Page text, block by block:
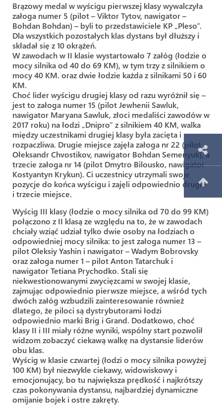
Brązowy medal w wyścigu pierwszej klasy wywalczyła
załoga numer 5 (pilot – Viktor Tytov, nawigator –
Bohdan Bohdan) – byli to przedstawiciele KP „Pleso”.
Dla wszystkich pozostałych klas dystans był dłuższy i
składał się z 10 okrążeń.
W zawodach w II klasie wystartowało 7 załóg (łodzie o
mocy silnika od 40 do 69 KM), w tym trzy z silnikiem o
mocy 40 KM. oraz dwie łodzie każda z silnikami 50 i 60
KM.
Choć lider wyścigu drugiej klasy od razu wyróżnił się –
jest to załoga numer 15 (pilot Jewhenii Sawluk,
nawigator Maryana Sawluk, złoci medaliści zawodów w
2017 roku) na łodzi „Dnipro” z silnikiem 40 KM, walka
między uczestnikami drugiej klasy była zacięta i
rozpaczliwa. Drugie miejsce zajęła załoga nr 22 (pilot
Ołeksandr Chvostikov, nawigator Bohdan Semenyuk), a
trzecie załoga nr 14 (pilot Dmytro Bilousko, nawigator
Kostyantyn Krykun). Ci uczestnicy utrzymali swoje
pozycje do końca wyścigu i zajęli odpowiednio drugie
i trzecie miejsce.
Wyścig III klasy (łodzie o mocy silnika od 70 do 99 KM)
połączono z II klasą ze względu na to, że w zawodach
chciały wziąć udział tylko dwie osoby na łodziach o
odpowiedniej mocy silnika: to jest załoga numer 13 –
pilot Oleksiy Yashin i nawigator – Wadym Bobrovsky
oraz załoga numer 1 – pilot Anton Tatarchuk i
nawigator Tetiana Prychodko. Stali się
niekwestionowanymi zwycięzcami w swojej klasie,
zajmując odpowiednio pierwsze miejsce, a wśród tych
dwóch załóg wzbudzili zainteresowanie również
dlatego, że piloci są dystrybutorami łodzi
odpowiednio marki Brig i Grand. Dodatkowo, choć
klasy II i III miały różne wyniki, wspólny start pozwolił
widzom zobaczyć ciekawą walkę na dystansie liderów
obu klas.
Wyścig w klasie czwartej (łodzi o mocy silnika powyżej
100 KM) był niezwykle ciekawy, widowiskowy i
emocjonujący, bo tu największa prędkość i najkrótszy
czas pokonywania dystansu, najbardziej dynamiczne
omijanie bojek i ostre zakręty.